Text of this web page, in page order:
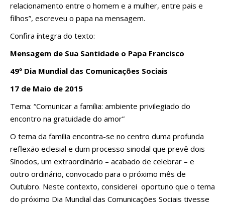
relacionamento entre o homem e a mulher, entre pais e
filhos”, escreveu o papa na mensagem.
Confira íntegra do texto:
Mensagem de Sua Santidade o Papa Francisco
49º Dia Mundial das Comunicações Sociais
17 de Maio de 2015
Tema: “Comunicar a família: ambiente privilegiado do
encontro na gratuidade do amor”
O tema da família encontra-se no centro duma profunda
reflexão eclesial e dum processo sinodal que prevê dois
Sínodos, um extraordinário – acabado de celebrar – e
outro ordinário, convocado para o próximo mês de
Outubro. Neste contexto, considerei oportuno que o tema
do próximo Dia Mundial das Comunicações Sociais tivesse